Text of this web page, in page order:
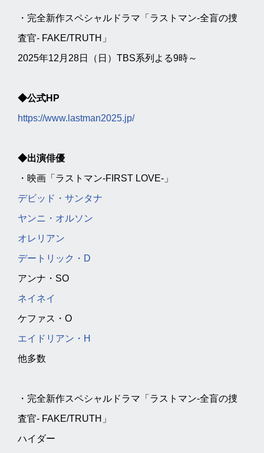
・完全新作スペシャルドラマ「ラストマン-全盲の捜
査官- FAKE/TRUTH」
2025年12月28日（日）TBS系列よる9時～
◆公式HP
https://www.lastman2025.jp/
◆出演俳優
・映画「ラストマン-FIRST LOVE-」
デビッド・サンタナ
ヤンニ・オルソン
オレリアン
デートリック・D
アンナ・SO
ネイネイ
ケファス・O
エイドリアン・H
他多数
・完全新作スペシャルドラマ「ラストマン-全盲の捜
査官- FAKE/TRUTH」
ハイダー